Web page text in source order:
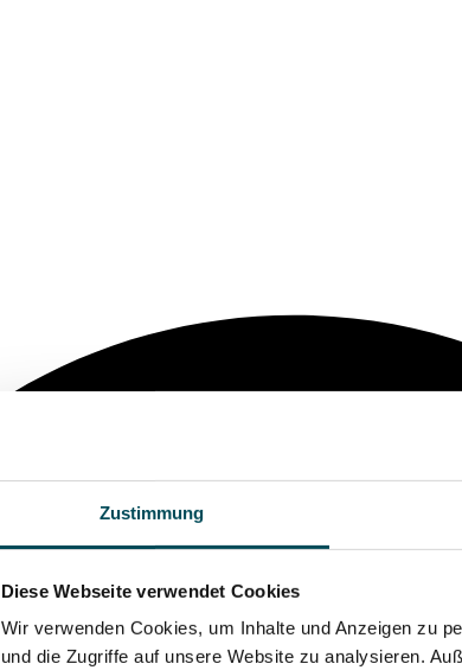
Zustimmung
Diese Webseite verwendet Cookies
Wir verwenden Cookies, um Inhalte und Anzeigen zu
und die Zugriffe auf unsere Website zu analysieren.